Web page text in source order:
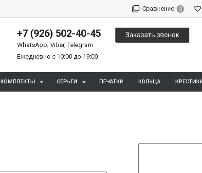
Сравнение 0
+7 (926) 502-40-45
WhatsApp; Viber, Telegram
Ежедневно с 10:00 до 19:00
Заказать звонок
КОМПЛЕКТЫ СЕРЬГИ ПЕЧАТКИ КОЛЬЦА